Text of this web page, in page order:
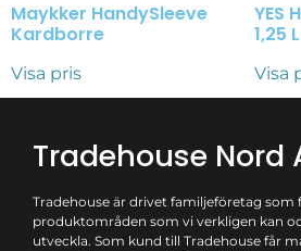
Maykker HandySleeve
Kardborre
Visa pris
YES
1,25 L
Visa
Tradehouse Nord
Tradehouse är drivet familjeföretag som
produktområden som vi verkligen kan
utveckla. Som kund till Tradehouse får